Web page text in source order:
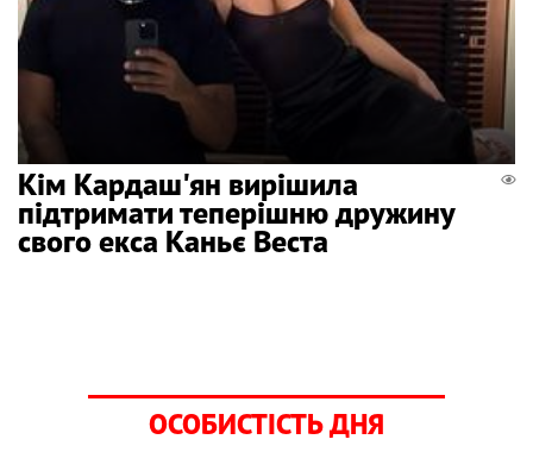
Кім Кардаш'ян вирішила
підтримати теперішню дружину
свого екса Каньє Веста
ОСОБИСТІСТЬ ДНЯ